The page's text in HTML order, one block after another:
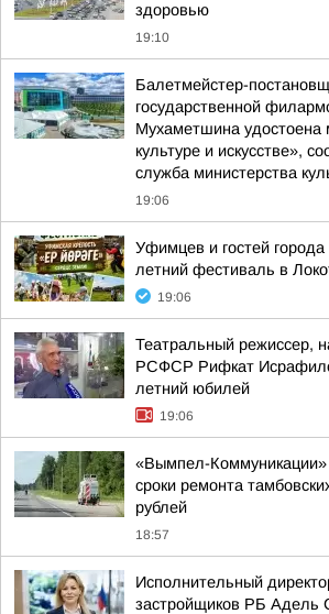
здоровью
19:10
Балетмейстер-
государственной
Мухаметшина удостоена
культуре и искусстве»,
служба министерства
19:06
Уфимцев и гостей
летний фестиваль в
19:06
Театральный режиссер,
РСФСР Рифкат
летний юбилей
19:06
«Вымпел-Коммуникации»
сроки ремонта
рублей
18:57
Исполнительный
застройщиков РБ